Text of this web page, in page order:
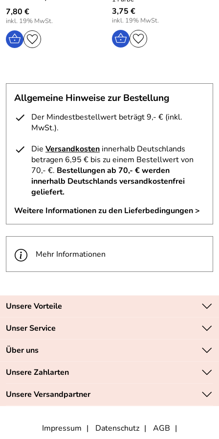
7,80 €
inkl. 19% MwSt.
3,75 €
inkl. 19% MwSt.
Allgemeine Hinweise zur Bestellung
Der Mindestbestellwert beträgt 9,- € (inkl.
MwSt.).
Die Versandkosten innerhalb Deutschlands
betragen 6,95 € bis zu einem Bestellwert von
70,- €. Bestellungen ab 70,- € werden
innerhalb Deutschlands versandkostenfrei
geliefert.
Weitere Informationen zu den Lieferbedingungen >
Mehr Informationen
Unsere Vorteile
Zahlungsarten: Vorkasse, PayPal, PayPal Express
Unser Service
Kontakt
Retourenabwicklung
Lieferbedingungen
Über uns
Unsere Bestseller
Neu
Unsere Zahlarten
Unsere Versandpartner
Impressum Datenschutz AGB